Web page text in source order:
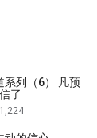
系列（6） 凡预
了
1,224